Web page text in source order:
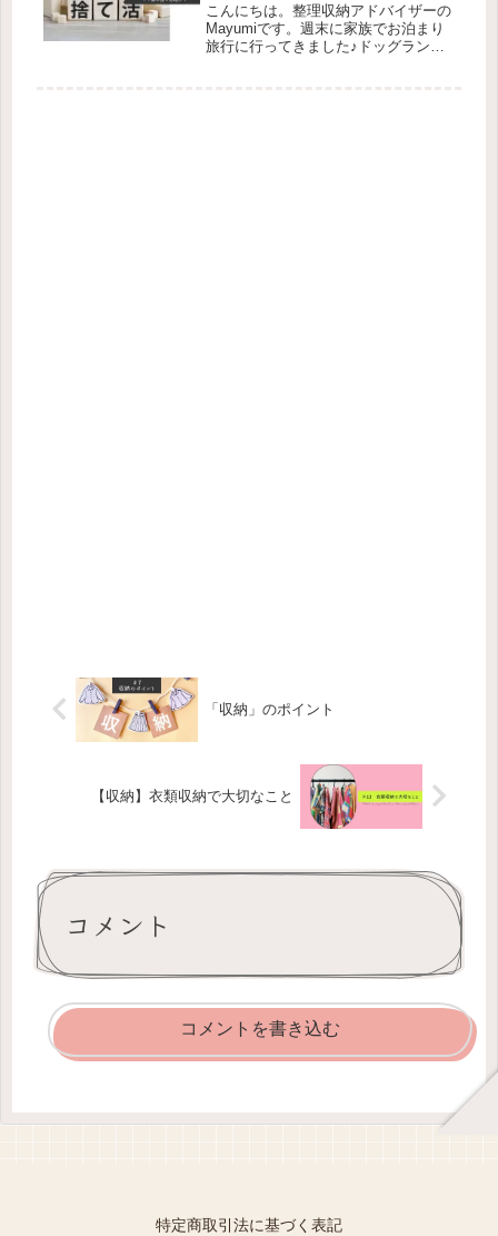
こんにちは。整理収納アドバイザーの
Mayumiです。週末に家族でお泊まり
旅行に行ってきました♪ドッグラン付
「収納」のポイント
【収納】衣類収納で大切なこと
コメント
コメントを書き込む
特定商取引法に基づく表記